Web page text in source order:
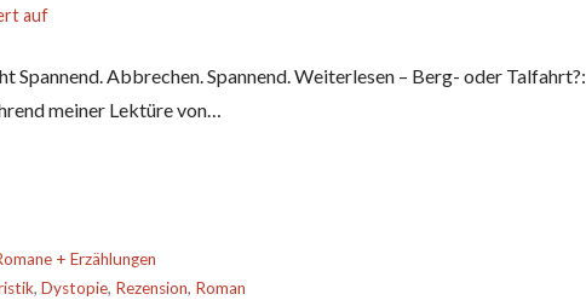
auf
Spannend. Abbrechen. Spannend. Weiterlesen – Berg- oder Talfahrt?:
meiner Lektüre von…
+ Erzählungen
,Dystopie, Rezension, Roman